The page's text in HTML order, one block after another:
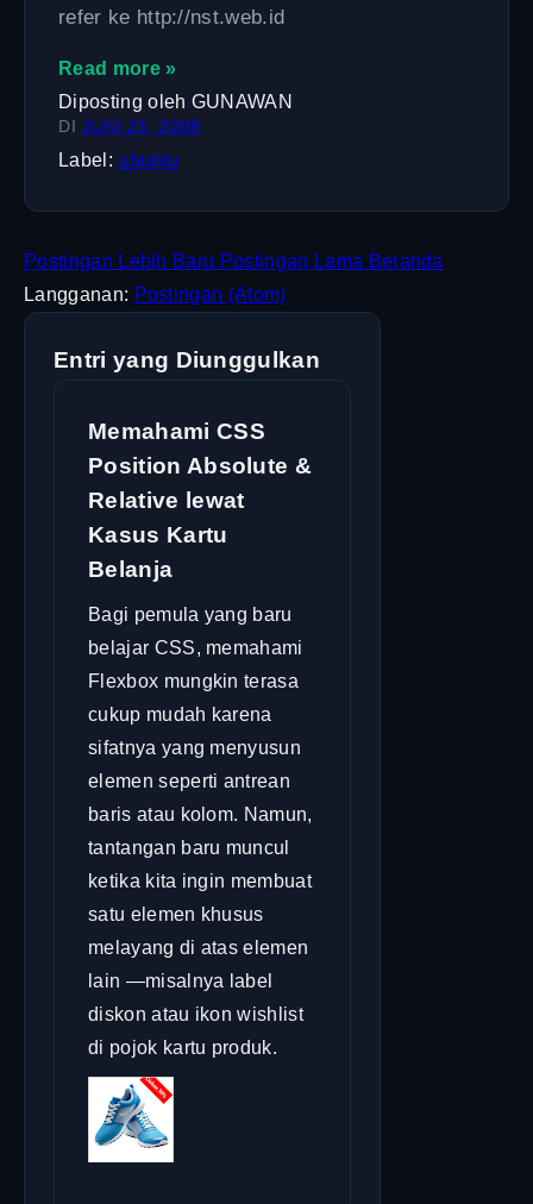
refer ke http://nst.web.id
Read more »
Diposting oleh GUNAWAN
DIJUNI 25, 2009
Label: ubuntu
Postingan Lebih Baru Postingan Lama Beranda
Langganan: Postingan (Atom)
Entri yang Diunggulkan
Memahami CSS
Position Absolute &
Relative lewat
Kasus Kartu
Belanja
Bagi pemula yang baru
belajar CSS, memahami
Flexbox mungkin terasa
cukup mudah karena
sifatnya yang menyusun
elemen seperti antrean
baris atau kolom. Namun,
tantangan baru muncul
ketika kita ingin membuat
satu elemen khusus
melayang di atas elemen
lain —misalnya label
diskon atau ikon wishlist
di pojok kartu produk.